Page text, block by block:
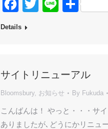
Facebook
Twitter
Line共
Details
サイトリニューアル
Bloomsbury, お知らせ By Fukuda
こんばんは！ やっと・・・サ
ありましたが､どうにかリニュ